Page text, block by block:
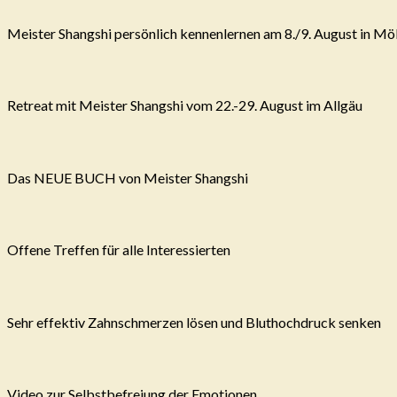
Meister Shangshi persönlich kennenlernen am 8./9. August in
Retreat mit Meister Shangshi vom 22.-29. August im Allgäu
Das NEUE BUCH von Meister Shangshi
Offene Treffen für alle Interessierten
Sehr effektiv Zahnschmerzen lösen und Bluthochdruck senken